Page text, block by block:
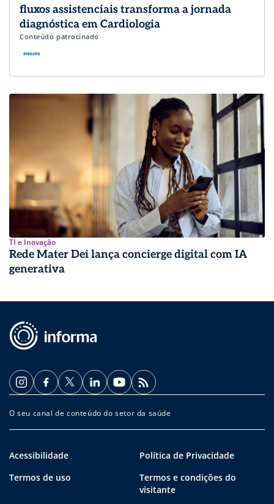
fluxos assistenciais transforma a jornada
diagnóstica em Cardiologia
Conteúdo patrocinado
TI e Inovação
Rede Mater Dei lança concierge digital com IA
generativa
O seu canal de conteúdo do setor da saúde
Acessibilidade
Política de Privacidade
Termos de uso
Termos e condições do
visitante